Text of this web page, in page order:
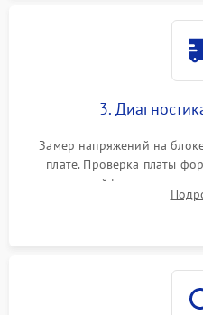
3.
Замер напряжений на
плате. Проверка платы
плоских шлейфов сканера и
оптопар (датчиков